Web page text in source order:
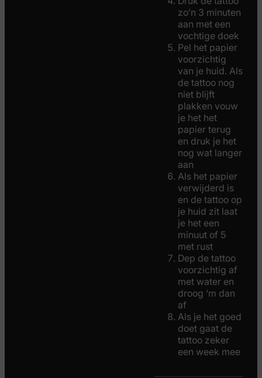
zo’n 3 minuten
aan met een
vochtige doek
Pel het papier
voorzichtig
van je huid. Als
de tattoo nog
niet blijft
plakken vouw
je het het
papier terug
en druk je het
nog wat langer
aan
Als het papier
verwijderd is
en de tattoo op
je huid zit laat
je het een
minuut of 5
met rust
Dep de tattoo
voorzichtig af
met water en
droog ‘m dan
af
Als je het goed
doet gaat de
tattoo zeker
een week mee